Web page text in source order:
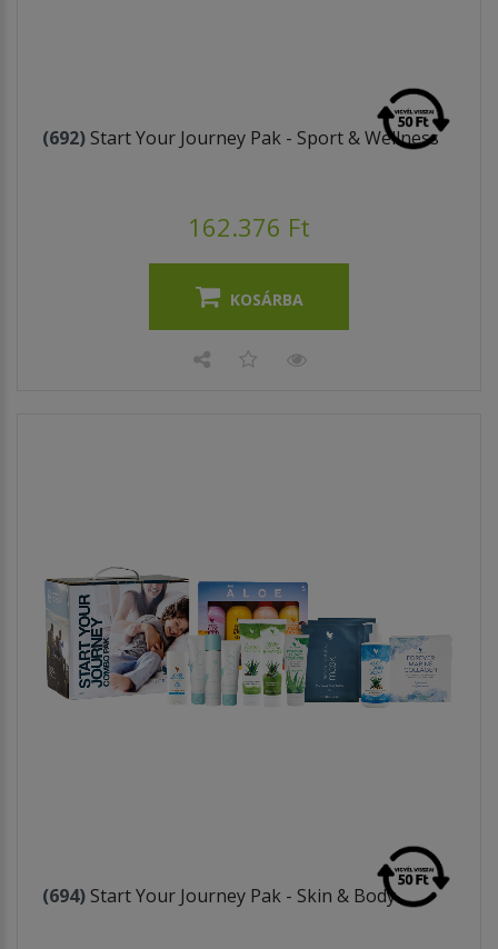
(692) Start Your Journey Pak - Sport & Wellness
162.376 Ft
KOSÁRBA
(694) Start Your Journey Pak - Skin & Body